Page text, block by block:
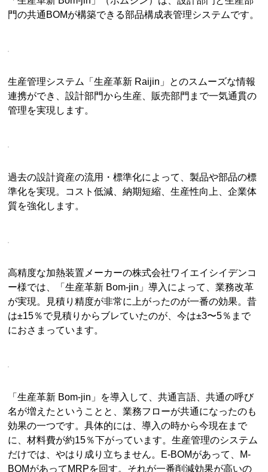
門の共通BOMが構築できる部品構成表管理システムです。
生産管理システム「生産革新 Raijin」とのスムーズな情報
連携ができ、設計部門から生産、販売部門まで一気通貫の
管理を実現します。
過去の設計資産の流用・標準化によって、製品や部品の標
準化を実現。コスト低減、納期短縮、生産性向上、企業体
質を強化します。
高精度な加熱装置メーカーの株式会社ワイエイシイデンコ
ー様では、「生産革新 Bom-jin」導入によって、業務改革
が実現。見積り精度が非常に上がったのが一番の効果。昔
は±15％で見積りからブレていたのが、今は±3〜5％まで
におさまっています。
「生産革新 Bom-jin」を導入して、共通言語、共通の呼び
名が増えたということと、業務フローが共通になったのも
効果の一つです。具体的には、導入の時から今現在まで
に、材料費が約15％下がっています。生産管理のシステム
だけでは、やはり成り立ちません。E-BOMがあって、M-
BOMがあってMRPを回す。それが一番削減効果が高いの